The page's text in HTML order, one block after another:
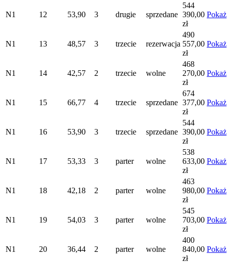
N1 12 53,90 3 drugie sprzedane
544
390,00
zł
Pokaż
N1 13 48,57 3 trzecie rezerwacja
490
557,00
zł
Pokaż
N1 14 42,57 2 trzecie wolne
468
270,00
zł
Pokaż
N1 15 66,77 4 trzecie sprzedane
674
377,00
zł
Pokaż
N1 16 53,90 3 trzecie sprzedane
544
390,00
zł
Pokaż
N1 17 53,33 3 parter wolne
538
633,00
zł
Pokaż
N1 18 42,18 2 parter wolne
463
980,00
zł
Pokaż
N1 19 54,03 3 parter wolne
545
703,00
zł
Pokaż
N1 20 36,44 2 parter wolne
400
840,00
zł
Pokaż